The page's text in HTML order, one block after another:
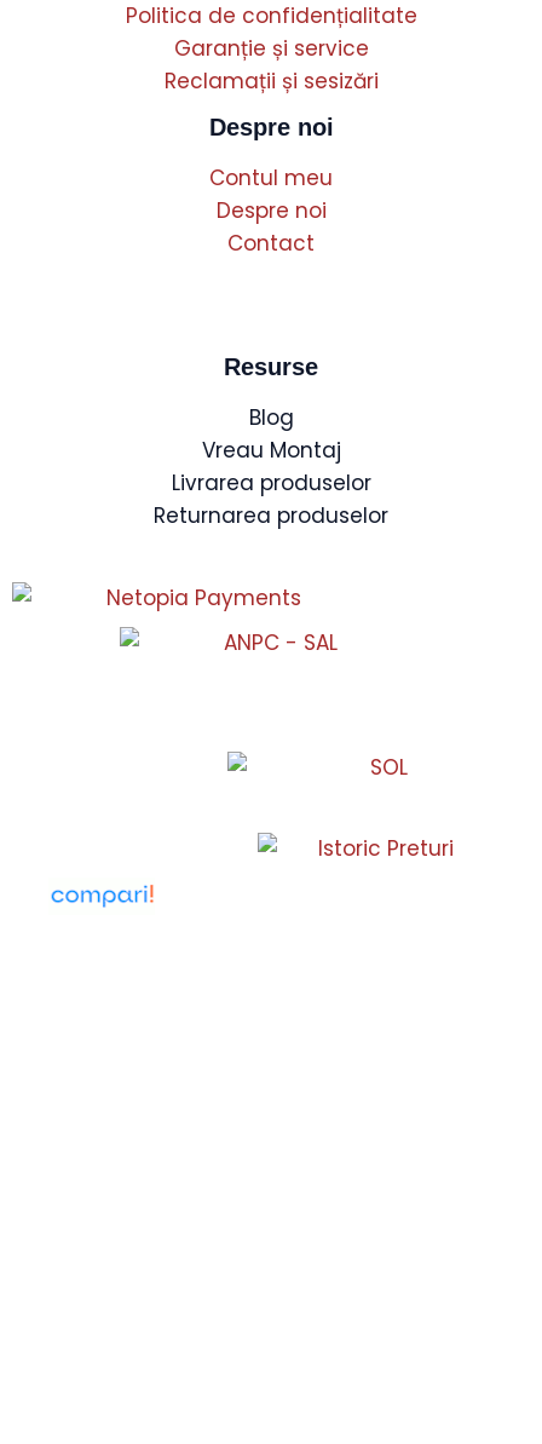
Politica de confidențialitate
Garanție și service
Reclamații și sesizări
Despre noi
Contul meu
Despre noi
Contact
Resurse
Blog
Vreau Montaj
Livrarea produselor
Returnarea produselor